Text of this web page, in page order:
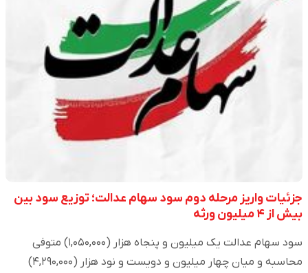
جزئیات واریز مرحله دوم سود سهام عدالت؛ توزیع سود بین
بیش از ۴ میلیون ورثه
سود سهام عدالت یک میلیون و پنجاه هزار (۱,۰۵۰,۰۰۰) متوفی
محاسبه و میان چهار میلیون و دویست و نود هزار (۴,۲۹۰,۰۰۰)